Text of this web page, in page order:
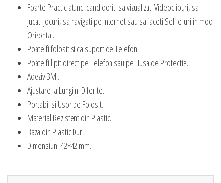
Foarte Practic atunci cand doriti sa vizualizati Videoclipuri, sa
jucati Jocuri, sa navigati pe Internet sau sa faceti Selfie-uri in mod
Orizontal.
Poate fi folosit si ca suport de Telefon.
Poate fi lipit direct pe Telefon sau pe Husa de Protectie.
Adeziv 3M .
Ajustare la Lungimi Diferite.
Portabil si Usor de Folosit.
Material Rezistent din Plastic.
Baza din Plastic Dur.
Dimensiuni 42×42 mm.